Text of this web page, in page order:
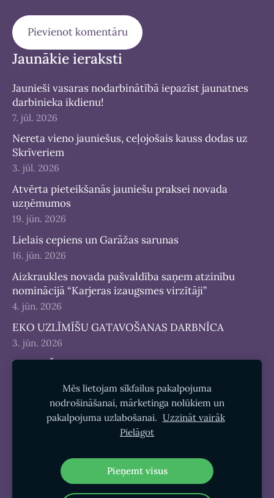
Jaunākie ieraksti
Jaunieši vasaras nodarbinātībā iepazīst jaunatnes
darbinieka ikdienu!
7. jūl. 2026
Nereta vieno jauniešus, ceļojošais kauss dodas uz
Skrīveriem
3. jūl. 2026
Atvērta pieteikšanās jauniešu praksei novada
uzņēmumos
19. jūn. 2026
Lielais cepiens un Garāžas sarunas
16. jūn. 2026
Aizkraukles novada pašvaldība saņem atzinību
nominācijā “Karjeras izaugsmes virzītāji”
4. jūn. 2026
EKO UZLĪMĪŠU GATAVOŠANAS DARBNĪCA
3. jūn. 2026
JAUNIEŠU DIENA 2026
Sīkdatnes
Mēs lietojam sīkfailus pakalpojuma
nodrošināšanai, mārketinga nolūkiem un
pakalpojuma uzlabošanai. Uzzināt vairāk
Pielāgot
Pieņemt visus